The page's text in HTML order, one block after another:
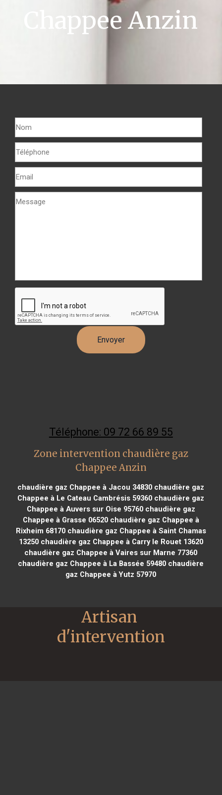
Chappee Anzin
Téléphone: 09 72 66 89 55
Zone intervention chaudière gaz
Chappee Anzin
chaudière gaz Chappee à Jacou 34830 chaudière gaz
Chappee à Le Cateau Cambrésis 59360 chaudière gaz
Chappee à Auvers sur Oise 95760chaudière gaz
Chappee à Grasse 06520chaudière gaz Chappee à
Rixheim 68170chaudière gaz Chappee à Saint Chamas
13250chaudière gaz Chappee à Carry le Rouet 13620
chaudière gaz Chappee à Vaires sur Marne 77360
chaudière gaz Chappee à La Bassée 59480 chaudière
gaz Chappee à Yutz 57970
Artisan
d'intervention